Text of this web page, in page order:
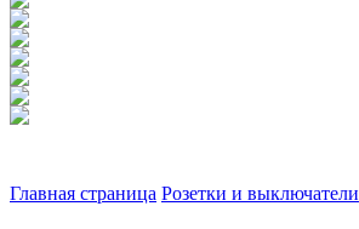
Главная страница Розетки и выключатели